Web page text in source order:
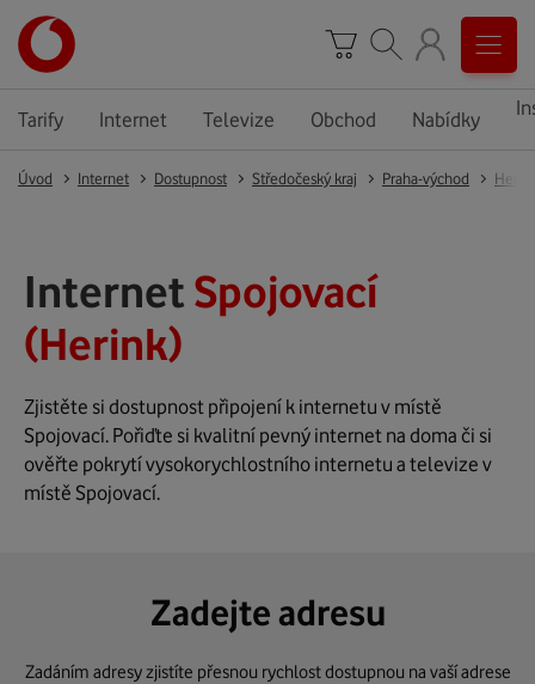
Tarify Internet Televize Obchod Nabídky
Úvod Internet Dostupnost Středočeský kraj Praha-východ
Internet Spojovací
(Herink)
Zjistěte si dostupnost připojení k internetu v místě
Spojovací. Pořiďte si kvalitní pevný internet na doma či si
ověřte pokrytí vysokorychlostního internetu a televize v
místě Spojovací.
Zadejte adresu
Zadáním adresy zjistíte přesnou rychlost dostupnou na vaší adrese